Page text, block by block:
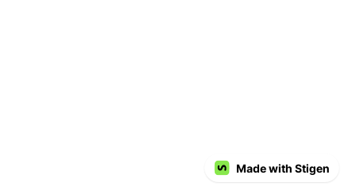
Made with Stigen